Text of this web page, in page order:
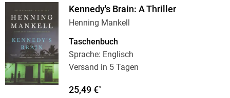
Kennedy's Brain: A Thriller
Henning Mankell
Taschenbuch
Sprache: Englisch
Versand in 5 Tagen
25,49 €*